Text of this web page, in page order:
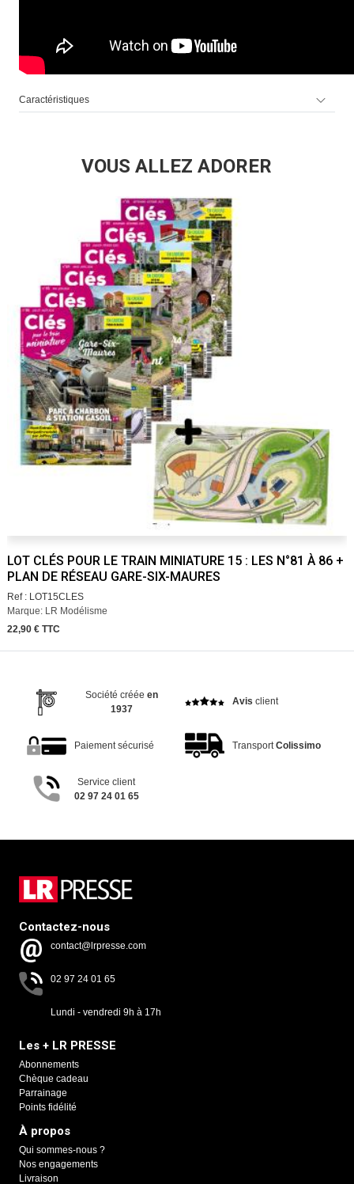
Caractéristiques
VOUS ALLEZ ADORER
LOT CLÉS POUR LE TRAIN MINIATURE 15 : LES N°81 À 86 +
PLAN DE RÉSEAU GARE-SIX-MAURES
Ref : LOT15CLES
Marque: LR Modélisme
22,90 € TTC
Société créée en
1937
Avis client
Paiement sécurisé TransportColissimo
Service client
02 97 24 01 65
Contactez-nous
contact@lrpresse.com
02 97 24 01 65
Lundi - vendredi 9h à 17h
Les + LR PRESSE
Abonnements
Chèque cadeau
Parrainage
Points fidélité
À propos
Qui sommes-nous ?
Nos engagements
Livraison